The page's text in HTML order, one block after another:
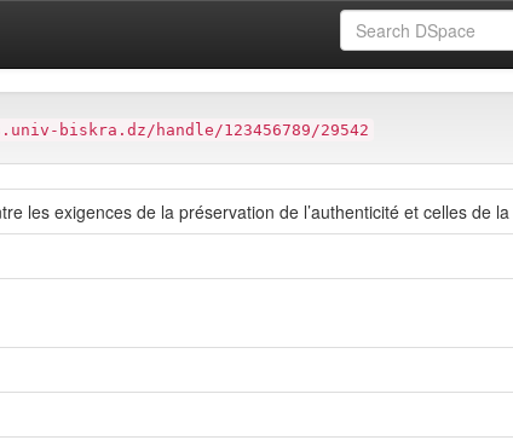
Département d'Architecture
biskra.dz/handle/123456789/29542
les exigences de la préservation de l’authenticité et celles de